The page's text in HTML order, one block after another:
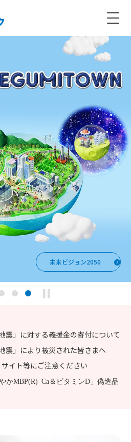
研究・開発
未来ビジョン2050
ブランドムービー
サステナビリティ
研究・開発
未来ビジョン2050
ブランドムービー
サステナビリティ
震」に対する義援金の寄付について
震」により被災された皆さまへ
イト等にご注意ください
かMBP(R) Ca＆ビタミンD」偽造品